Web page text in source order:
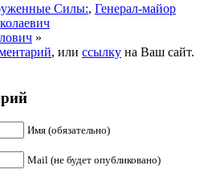
Силы:, Генерал-майор
»
, или ссылку на Ваш сайт.
Имя (обязательно)
Mail (не будет опубликовано)